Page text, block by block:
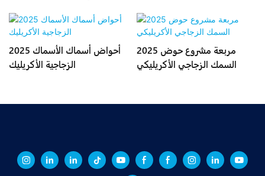
2025 أحواض أسماك الأسماك
الزجاجية الأكريليك
2025 مربعة مشروع حوض
السمك الزجاجي الأكريليكي